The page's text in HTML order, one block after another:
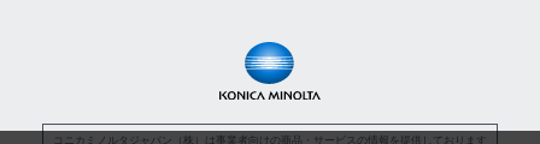
コニカミノルタジャパン（株）は事業者向けの商品・サービスの情報を提供しております